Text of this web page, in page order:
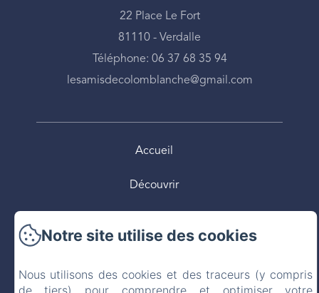
22 Place Le Fort
81110 - Verdalle
Téléphone: 06 37 68 35 94
lesamisdecolomblanche@gmail.com
Accueil
Découvrir
Rencontrer
Notre site utilise des cookies
Nous utilisons des cookies et des traceurs (y compris
de tiers) pour comprendre et optimiser votre